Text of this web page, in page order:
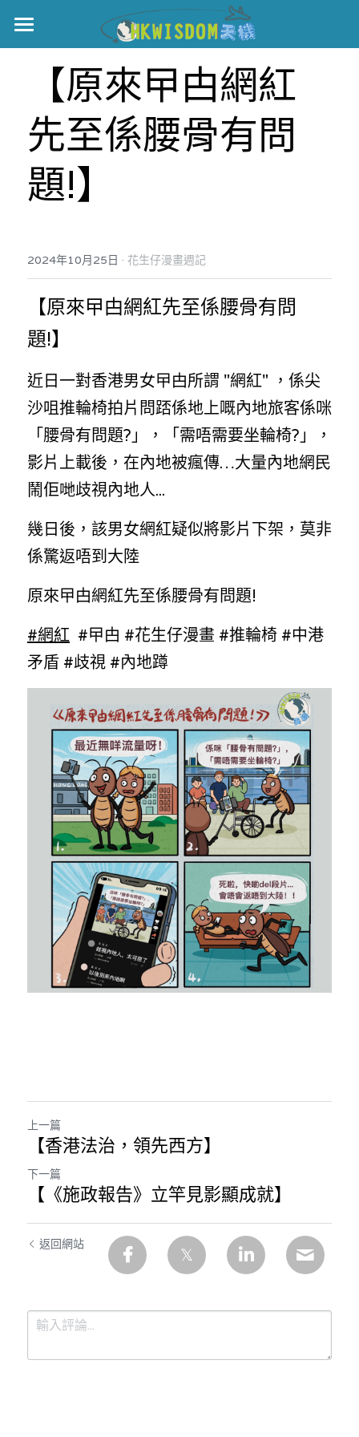
主頁
世界盃
伊美戰爭
黎智英案
正本清源•黎智英案
宏福火災
宏福苑聽證會
宏福火災正視聽
中國
國際
反華推手你要知
反華推手懶人包
民主派騙案十式
美西霸凌內幕
極端暴恐實錄
KOL 專欄
林淑芳專欄
朱庭萱專欄
招國偉專欄
高松傑專欄
林伯強專欄
馮煒光專欄
趙處機專欄
KOL 精選
大衛sir專欄
曾子晴 - 晴深直說
龔靜儀大律師專欄
陳貴春大律師專欄
汪明欣專欄
張美雄專欄
莊豪鋒專欄
香港科技專上書院｜專欄
絕密法庭檔案
35+顛覆案
花生仔漫畫週記
商戶合作
支持讚助
條款及細則
關於我們
繁體中文
【原來曱甴網紅
先至係腰骨有問
題!】
2024年10月25日 · 花生仔漫畫週記
【原來曱甴網紅先至係腰骨有問
題!】
近日一對香港男女曱甴所謂 "網紅" ，係尖
沙咀推輪椅拍片問踎係地上嘅內地旅客係咪
「腰骨有問題?」，「需唔需要坐輪椅?」，
影片上載後，在內地被瘋傳…大量內地網民
鬧佢哋歧視內地人...
幾日後，該男女網紅疑似將影片下架，莫非
係驚返唔到大陸
原來曱甴網紅先至係腰骨有問題!
#網紅 #曱甴 #花生仔漫畫 #推輪椅 #中港
矛盾 #歧視 #內地蹲
上一篇
【香港法治，領先西方】
下一篇
【《施政報告》立竿見影顯成就】
返回網站